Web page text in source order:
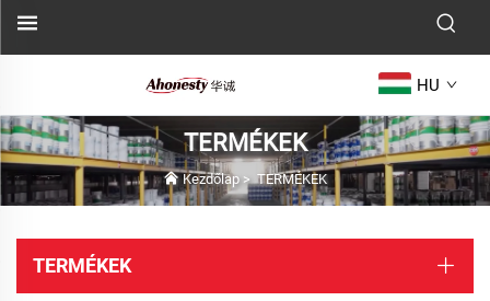
HU
TERMÉKEK
Kezdőlap>TERMÉKEK
TERMÉKEK